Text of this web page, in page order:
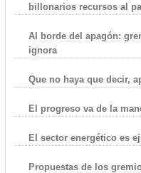
billonarios recursos al
Al borde del apagón:
ignora
Que no haya que decir,
El progreso va de la
El sector energético es
Propuestas de los